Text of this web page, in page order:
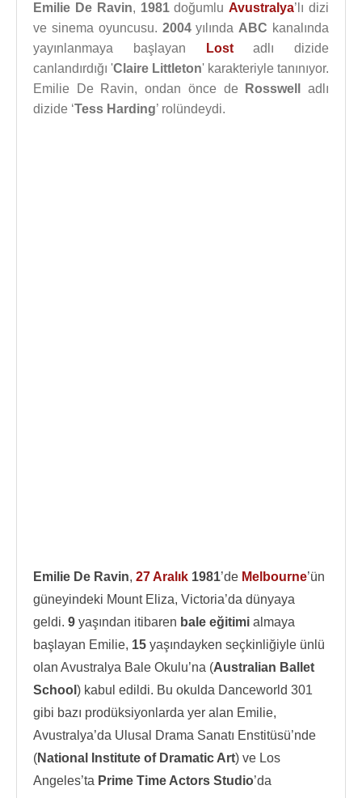
Emilie De Ravin, 1981doğumluAvustralya’lı dizi
ve sinema oyuncusu. 2004yılında ABC kanalında
yayınlanmaya başlayan
Lostadlı dizide
canlandırdığı 'Claire Littleton' karakteriyle tanınıyor.
Emilie De Ravin, ondan önce de
Rosswell
adlı
dizide ‘Tess Harding’ rolündeydi.
Emilie De Ravin, 27 Aralık 1981’de Melbourne’ün
güneyindeki Mount Eliza, Victoria’da dünyaya
geldi. 9 yaşından itibaren bale eğitimi almaya
başlayan Emilie, 15 yaşındayken seçkinliğiyle ünlü
olan Avustralya Bale Okulu’na (Australian Ballet
School ) kabul edildi. Bu okulda Danceworld 301
gibi bazı prodüksiyonlarda yer alan Emilie,
Avustralya’da Ulusal Drama Sanatı Enstitüsü’nde
(National Institute of Dramatic Art) ve Los
Angeles’ta Prime Time Actors Studio’da